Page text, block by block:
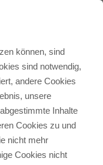
können, sind
sind notwendig,
andere Cookies
unsere
Inhalte
Cookies zu und
nicht mehr
Cookies nicht